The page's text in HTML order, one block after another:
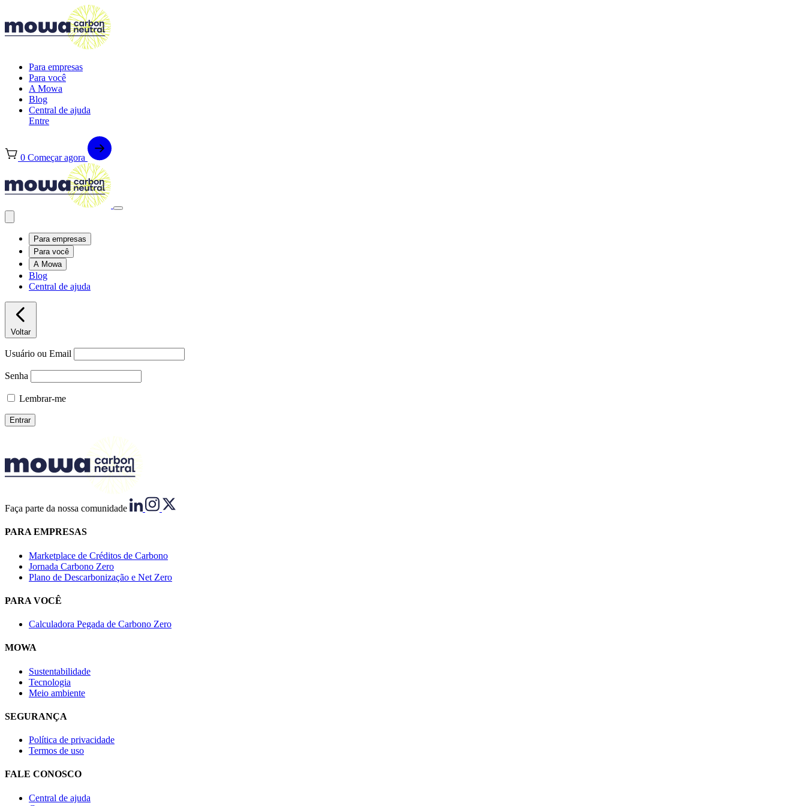
Para empresas
Para você
A Mowa
Blog
Central de ajuda
Entre
0 Começar agora
Para empresas
Para você
A Mowa
Blog
Central de ajuda
Voltar
Usuário ou Email
Senha
Lembrar-me
Faça parte da nossa comunidade
PARA EMPRESAS
Marketplace de Créditos de Carbono
Jornada Carbono Zero
Plano de Descarbonização e Net Zero
PARA VOCÊ
Calculadora Pegada de Carbono Zero
MOWA
Sustentabilidade
Tecnologia
Meio ambiente
SEGURANÇA
Política de privacidade
Termos de uso
FALE CONOSCO
Central de ajuda